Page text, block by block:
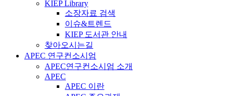
KIEP Library
소장자료 검색
이슈&트렌드
KIEP 도서관 안내
찾아오시는길
APEC 연구컨소시엄
APEC연구컨소시엄 소개
APEC
APEC 이란